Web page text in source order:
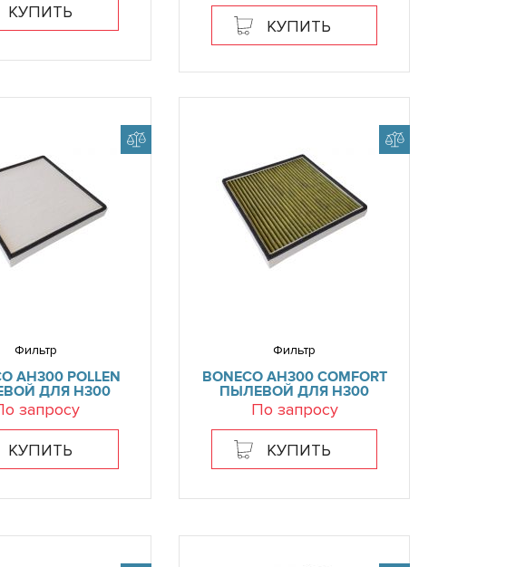
КУПИТЬ
КУПИТЬ
Фильтр
AH300 POLLEN
ДЛЯ H300
запросу
КУПИТЬ
Фильтр
BONECO AH300 COMFORT
ПЫЛЕВОЙ ДЛЯ H300
По запросу
КУПИТЬ